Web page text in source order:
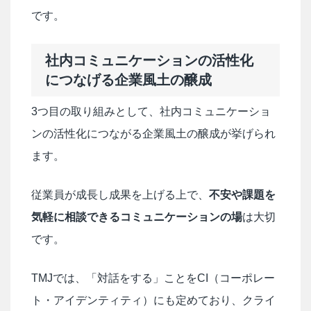
です。
社内コミュニケーションの活性化
につなげる企業風土の醸成
3つ目の取り組みとして、社内コミュニケーショ
ンの活性化につながる企業風土の醸成が挙げられ
ます。
従業員が成長し成果を上げる上で、 不安や課題を
気軽に相談できるコミュニケーションの場は大切
です。
TMJでは、「対話をする」ことをCI（コーポレー
ト・アイデンティティ）にも定めており、クライ